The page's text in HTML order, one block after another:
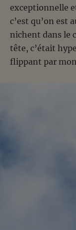
exceptionnelle
c’est qu’on est
nichent dans le
tête, c’était
flippant par